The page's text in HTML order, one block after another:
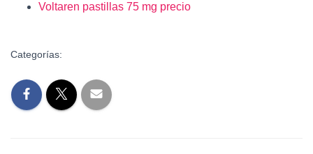
Voltaren pastillas 75 mg precio
Categorías: